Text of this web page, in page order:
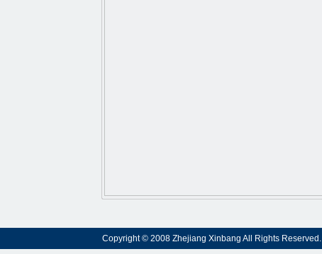
Copyright © 2008 Zhejiang Xinbang All Rights Reserved.